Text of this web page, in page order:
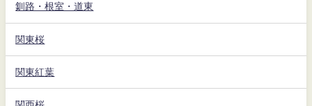
釧路・根室・道東
関東桜
関東紅葉